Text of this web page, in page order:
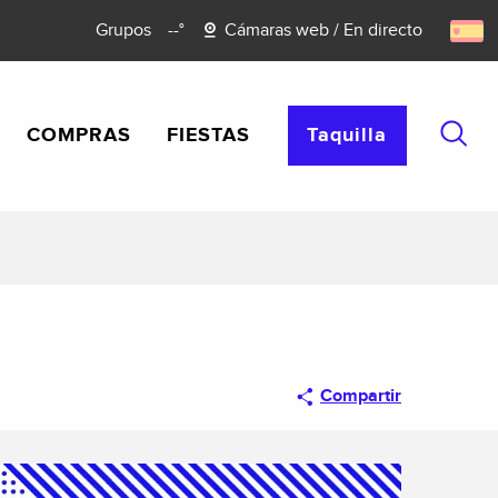
Grupos --° Cámaras web / En directo
COMPRAS FIESTAS Taquilla
Compartir